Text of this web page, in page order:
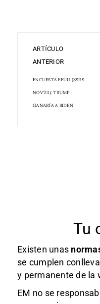
ARTÍCULO
ANTERIOR
ENCUESTA EEUU (SSRS
NOV'23): TRUMP
GANARÍA A BIDEN
Tu
Existen unas
se cumplen
y permanente de la
EM no se